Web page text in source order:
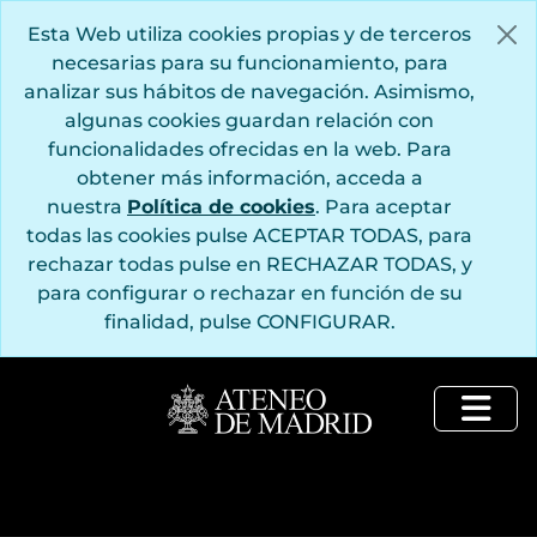
Esta Web utiliza cookies propias y de terceros
necesarias para su funcionamiento, para
analizar sus hábitos de navegación. Asimismo,
algunas cookies guardan relación con
funcionalidades ofrecidas en la web. Para
obtener más información, acceda a
nuestra Política de cookies. Para aceptar
todas las cookies pulse ACEPTAR TODAS, para
rechazar todas pulse en RECHAZAR TODAS, y
para configurar o rechazar en función de su
finalidad, pulse CONFIGURAR.
[Fondo] AM - Fondo Ateneo de Madrid 1835-
[Subfondo] PUBLICACIONES - Documentación relativa a las publicaciones del Ateneo de Madrid